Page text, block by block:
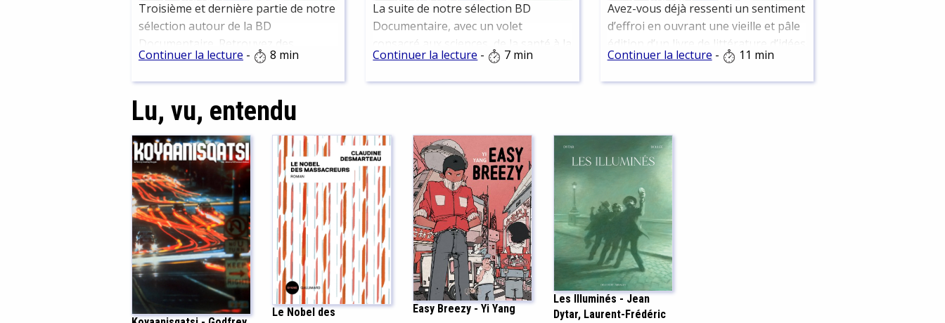
Troisième et dernière partie de notre
sélection autour de la BD
Documentaire. Retrouvez des
thématiques allant du récit de voyage
et l'environnement jusqu'aux arts
ainsi qu'un ultime point sur la cuisine.
Continuer la lecture - 8 min
La suite de notre sélection BD
Documentaire, avec un volet
consacré aux sciences, de la santé à la
physique quantique en passant par
les études sociales ainsi que la
Continuer la lecture - 7 min
Avez-vous déjà ressenti un sentiment
d’effroi en ouvrant une vieille et pâle
édition d’un livre de littérature d’idées
haut de 600 pages ? Vous êtes-vous
déjà questionnés sur l’exactitude des
heures du matin en huitième page de
résultats sur internet ? Si vous ne
tombez pas dans ces extrêmes cas de
figure mais que vous souhaitez
approcher un sujet qui vous est
nouveau sans trop savoir par où
commencer, le résultat est bien le
même : vous êtes quelque peu perdu.
Le côté assommant, ardu voire
parfois sadique de la littérature d’idée
peut être un énorme frein, au même
Continuer la lecture - 11 min
Lu, vu, entendu
Le Nobel des
Easy Breezy - Yi Yang
Les Illuminés - Jean
Dytar, Laurent-Frédéric